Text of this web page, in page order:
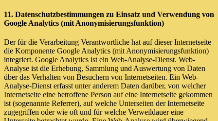
11. Datenschutzbestimmungen zu Einsatz und Verwendung von
Google Analytics (mit Anonymisierungsfunktion)
Der für die Verarbeitung Verantwortliche hat auf dieser Internetseite
die Komponente Google Analytics (mit Anonymisierungsfunktion)
integriert. Google Analytics ist ein Web-Analyse-Dienst. Web-
Analyse ist die Erhebung, Sammlung und Auswertung von Daten
über das Verhalten von Besuchern von Internetseiten. Ein Web-
Analyse-Dienst erfasst unter anderem Daten darüber, von welcher
Internetseite eine betroffene Person auf eine Internetseite gekommen
ist (sogenannte Referrer), auf welche Unterseiten der Internetseite
zugegriffen oder wie oft und für welche Verweildauer eine